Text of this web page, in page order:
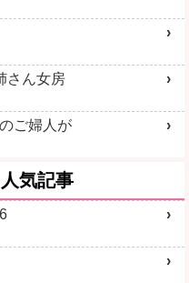
さん女房
ご婦人が
気記事